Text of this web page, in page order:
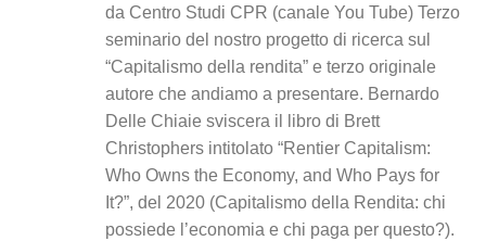
da Centro Studi CPR (canale You Tube) Terzo
seminario del nostro progetto di ricerca sul
“Capitalismo della rendita” e terzo originale
autore che andiamo a presentare. Bernardo
Delle Chiaie sviscera il libro di Brett
Christophers intitolato “Rentier Capitalism:
Who Owns the Economy, and Who Pays for
It?”, del 2020 (Capitalismo della Rendita: chi
possiede l’economia e chi paga per questo?).